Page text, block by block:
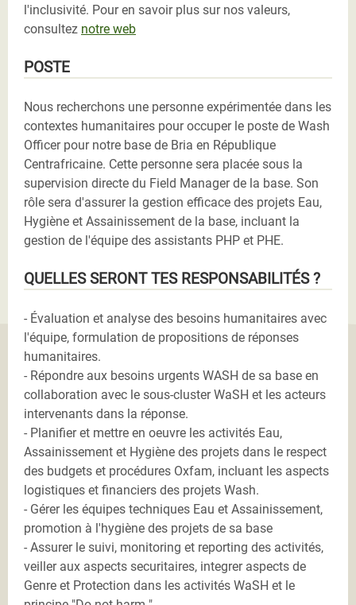
l'inclusivité. Pour en savoir plus sur nos valeurs,
consultez notre web
POSTE
Nous recherchons une personne expérimentée dans les
contextes humanitaires pour occuper le poste de Wash
Officer pour notre base de Bria en République
Centrafricaine. Cette personne sera placée sous la
supervision directe du Field Manager de la base. Son
rôle sera d'assurer la gestion efficace des projets Eau,
Hygiène et Assainissement de la base, incluant la
gestion de l'équipe des assistants PHP et PHE.
QUELLES SERONT TES RESPONSABILITÉS ?
- Évaluation et analyse des besoins humanitaires avec
l'équipe, formulation de propositions de réponses
humanitaires.
- Répondre aux besoins urgents WASH de sa base en
collaboration avec le sous-cluster WaSH et les acteurs
intervenants dans la réponse.
- Planifier et mettre en oeuvre les activités Eau,
Assainissement et Hygiène des projets dans le respect
des budgets et procédures Oxfam, incluant les aspects
logistiques et financiers des projets Wash.
- Gérer les équipes techniques Eau et Assainissement,
promotion à l'hygiène des projets de sa base
- Assurer le suivi, monitoring et reporting des activités,
veiller aux aspects securitaires, integrer aspects de
Genre et Protection dans les activités WaSH et le